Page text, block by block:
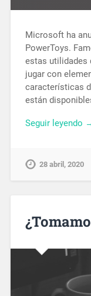
Microsoft ha
PowerToys.
estas utilidades
jugar con
características
están
Seguir leyendo
28 abril, 2020